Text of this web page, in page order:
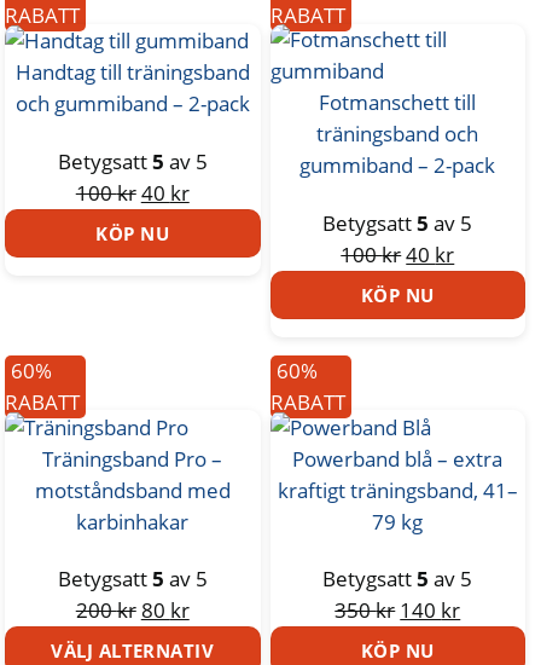
RABATT
Handtag till träningsband
och gummiband – 2-pack
Betygsatt5 av 5
100krDet
ursprungliga
priset
40 krDet
nuvarande
priset
KÖP NU
RABATT
Fotmanschett till
träningsband och
gummiband – 2-pack
Betygsatt5 av 5
100krDet
ursprungliga
priset
40 krDet
priset
KÖP NU
60%
RABATT
Träningsband Pro –
motståndsband med
karbinhakar
Betygsatt5 av 5
200kr Det
ursprungliga
80 krDet
nuvarande
VÄLJ ALTERNATIV
60%
RABATT
Powerband blå – extra
kraftigt träningsband, 41–
79 kg
Betygsatt5 av 5
350kr Det
ursprungliga
140 krDet
KÖP NU